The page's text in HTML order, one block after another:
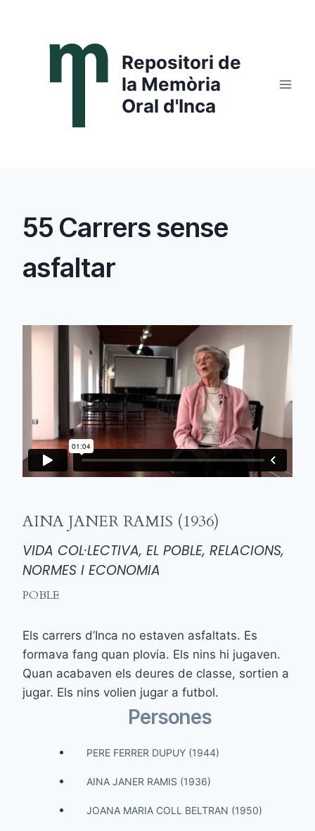
contenido
Repositori de
la Memòria
Oral d'Inca
55 Carrers sense
asfaltar
AINA JANER RAMIS (1936)
VIDA COL·LECTIVA, EL POBLE, RELACIONS,
NORMES I ECONOMIA
POBLE
Els carrers d’Inca no estaven asfaltats. Es
formava fang quan plovia. Els nins hi jugaven.
Quan acabaven els deures de classe, sortien a
jugar. Els nins volien jugar a futbol.
Persones
PERE FERRER DUPUY (1944)
AINA JANER RAMIS (1936)
JOANA MARIA COLL BELTRAN (1950)